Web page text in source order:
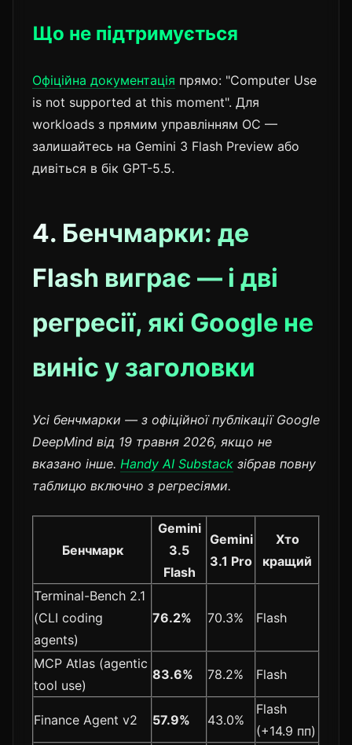
Що не підтримується
Офіційна документація прямо: "Computer Use
is not supported at this moment". Для
workloads з прямим управлінням ОС —
залишайтесь на Gemini 3 Flash Preview або
дивіться в бік GPT-5.5.
4. Бенчмарки: де
Flash виграє — і дві
регресії, які Google не
виніс у заголовки
Усі бенчмарки — з офіційної публікації Google
DeepMind від 19 травня 2026, якщо не
вказано інше. Handy AI Substack зібрав повну
таблицю включно з регресіями.
Бенчмарк
Gemini
3.5
Flash
Gemini
3.1 Pro
Хто
кращий
Terminal-Bench 2.1
(CLI coding
agents)
76.2% 70.3% Flash
MCP Atlas (agentic
tool use)
83.6% 78.2% Flash
Finance Agent v2 57.9% 43.0%
Flash
(+14.9 пп)